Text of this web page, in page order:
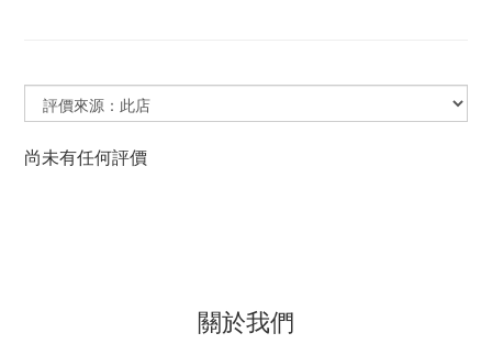
尚未有任何評價
關於我們